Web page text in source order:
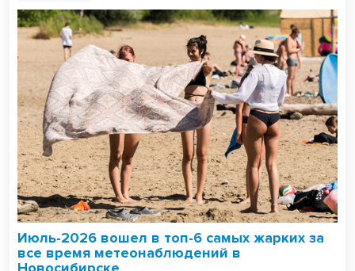
Июль-2026 вошел в топ-6 самых жарких за
все время метеонаблюдений в